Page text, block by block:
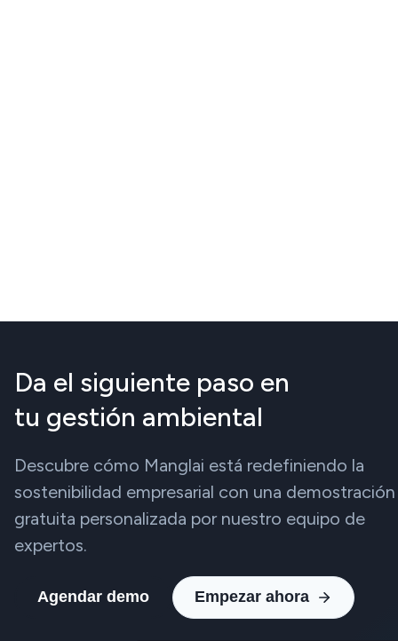
Da el siguiente paso en
tu gestión ambiental
Descubre cómo Manglai está redefiniendo la
sostenibilidad empresarial con una demostración
gratuita personalizada por nuestro equipo de
expertos.
Agendar demo Empezar ahora